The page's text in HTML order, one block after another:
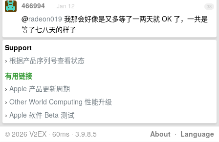
38
466994 Jan 12
@radeon019 我那会好像是又多等了一两天就 OK 了，一共是
等了七八天的样子
Support
› 根据产品序列号查看状态
有用链接
› Apple 产品更新周期
› Other World Computing 性能升级
› Apple 软件 Beta 测试
About · Language
© 2026 V2EX · 60ms · 3.9.8.5